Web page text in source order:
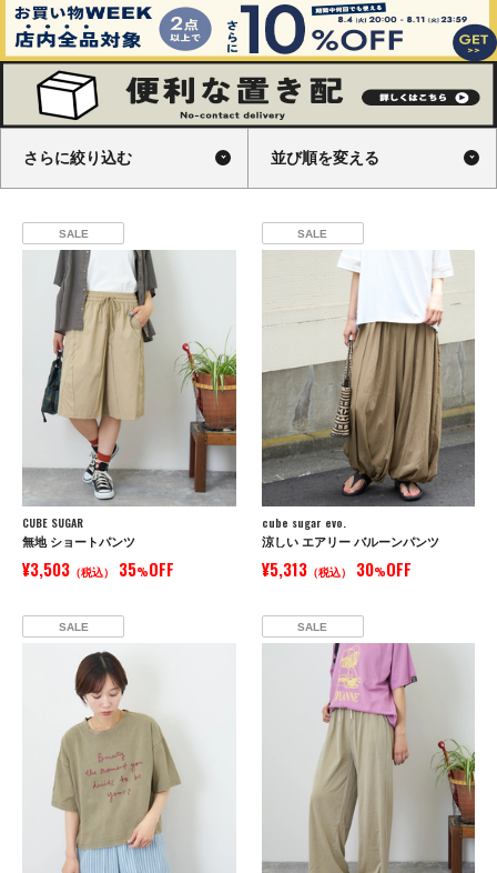
さらに絞り込む 並び順を変える
SALE
CUBE SUGAR
無地 ショートパンツ
¥3,503 （税込） 35%OFF
SALE
cube sugar evo.
涼しい エアリー バルーンパンツ
¥5,313（税込） 30%OFF
SALE SALE